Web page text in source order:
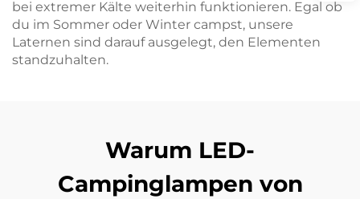
bei extremer Kälte weiterhin funktionieren. Egal ob
du im Sommer oder Winter campst, unsere
Laternen sind darauf ausgelegt, den Elementen
standzuhalten.
Warum LED-
Campinglampen von